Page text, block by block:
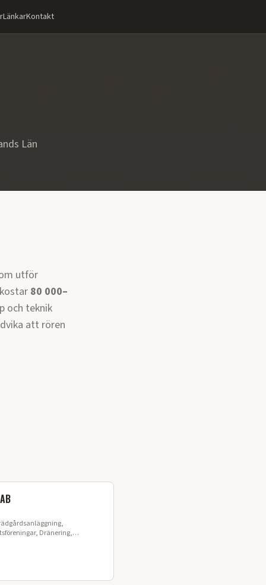
LänkarKontakt
Län
utför
80 000–
och teknik
att rören
Dränering,